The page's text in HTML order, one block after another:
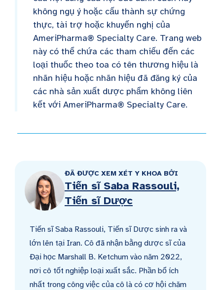
không ngụ ý hoặc cấu thành sự chứng
thực, tài trợ hoặc khuyến nghị của
AmeriPharma® Specialty Care. Trang web
này có thể chứa các tham chiếu đến các
loại thuốc theo toa có tên thương hiệu là
nhãn hiệu hoặc nhãn hiệu đã đăng ký của
các nhà sản xuất dược phẩm không liên
kết với AmeriPharma® Specialty Care.
ĐÃ ĐƯỢC XEM XÉT Y KHOA BỞI
Tiến sĩ Saba Rassouli,
Tiến sĩ Dược
Tiến sĩ Saba Rassouli, Tiến sĩ Dược sinh ra và
lớn lên tại Iran. Cô đã nhận bằng dược sĩ của
Đại học Marshall B. Ketchum vào năm 2022,
nơi cô tốt nghiệp loại xuất sắc. Phần bổ ích
nhất trong công việc của cô là có cơ hội chăm